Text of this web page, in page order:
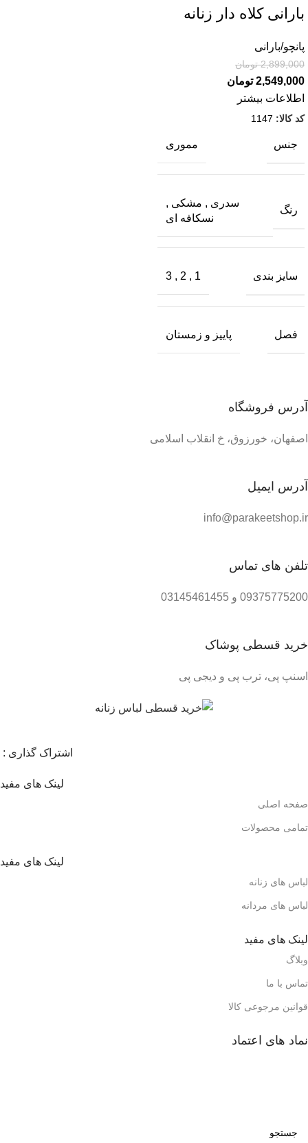
بارانی کلاه دار زنانه
پانچو/بارانی
2,899,000 تومان
2,549,000 تومان
اطلاعات بیشتر
کد کالا: 1147
جنس مموری
رنگ
سدری , مشکی ,
نسکافه ای
سایز بندی 1
,
2
,
3
فصل پاییز و زمستان
آدرس فروشگاه
اصفهان، خورزوق، خ انقلاب اسلامی
آدرس ایمیل
info@parakeetshop.ir
تلفن های تماس
09375775200 و 03145461455
خرید قسطی پوشاک
اسنپ پی، ترب پی و دیجی پی
اشتراک گذاری :
لینک های مفید
صفحه اصلی
تمامی محصولات
لینک های مفید
لباس های زنانه
لباس های مردانه
لینک های مفید
وبلاگ
تماس با ما
قوانین مرجوعی کالا
نماد های اعتماد